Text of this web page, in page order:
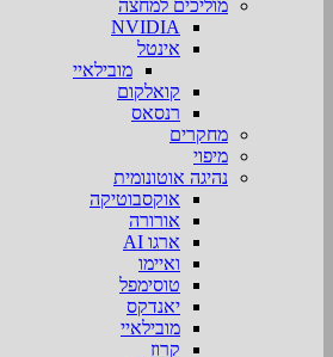
מוליכים למחצה
NVIDIA
אינטל
מובילאיי
קואלקום
רנסאס
מחקרים
מיפוי
נהיגה אוטונומית
אוקסבוטיקה
אורורה
ארגו AI
ואיימו
טוסימפל
יאנדקס
מובילאיי
קרוז